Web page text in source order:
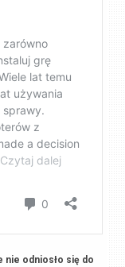
nie odniosło się do